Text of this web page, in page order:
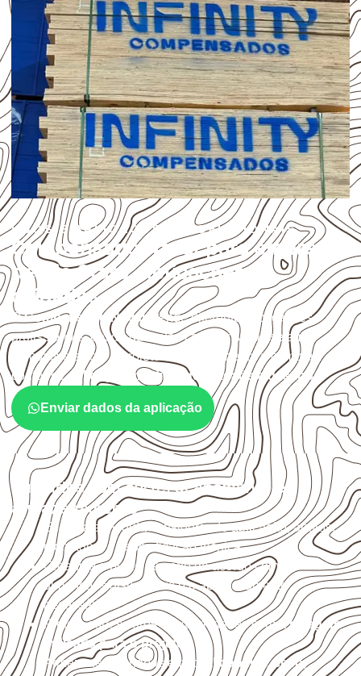
USOS E APLICAÇÕES PROFISSIONAIS
Compensado Naval para empresas
de Rio Claro: aplicações e
cuidados
OCompensado Navalatende diferentes aplicações
profissionais, desde que suas características sejam
compatíveis com o projeto. A Infinity orienta a compra
conformeaplicação, medida, quantidade e destino.
Enviar dados da aplicação
Cuidados com corte, acabamento e
armazenamento
Escolha a medida considerando aplicação, apoios,
montagem e especificação técnica.
Organize o plano de corte de acordo com as
dimensões disponíveis e o aproveitamento
necessário.
Proteja cortes, furos e extremidades com aselagem
indicada para o projeto
Armazene as chapas em local coberto, seco,